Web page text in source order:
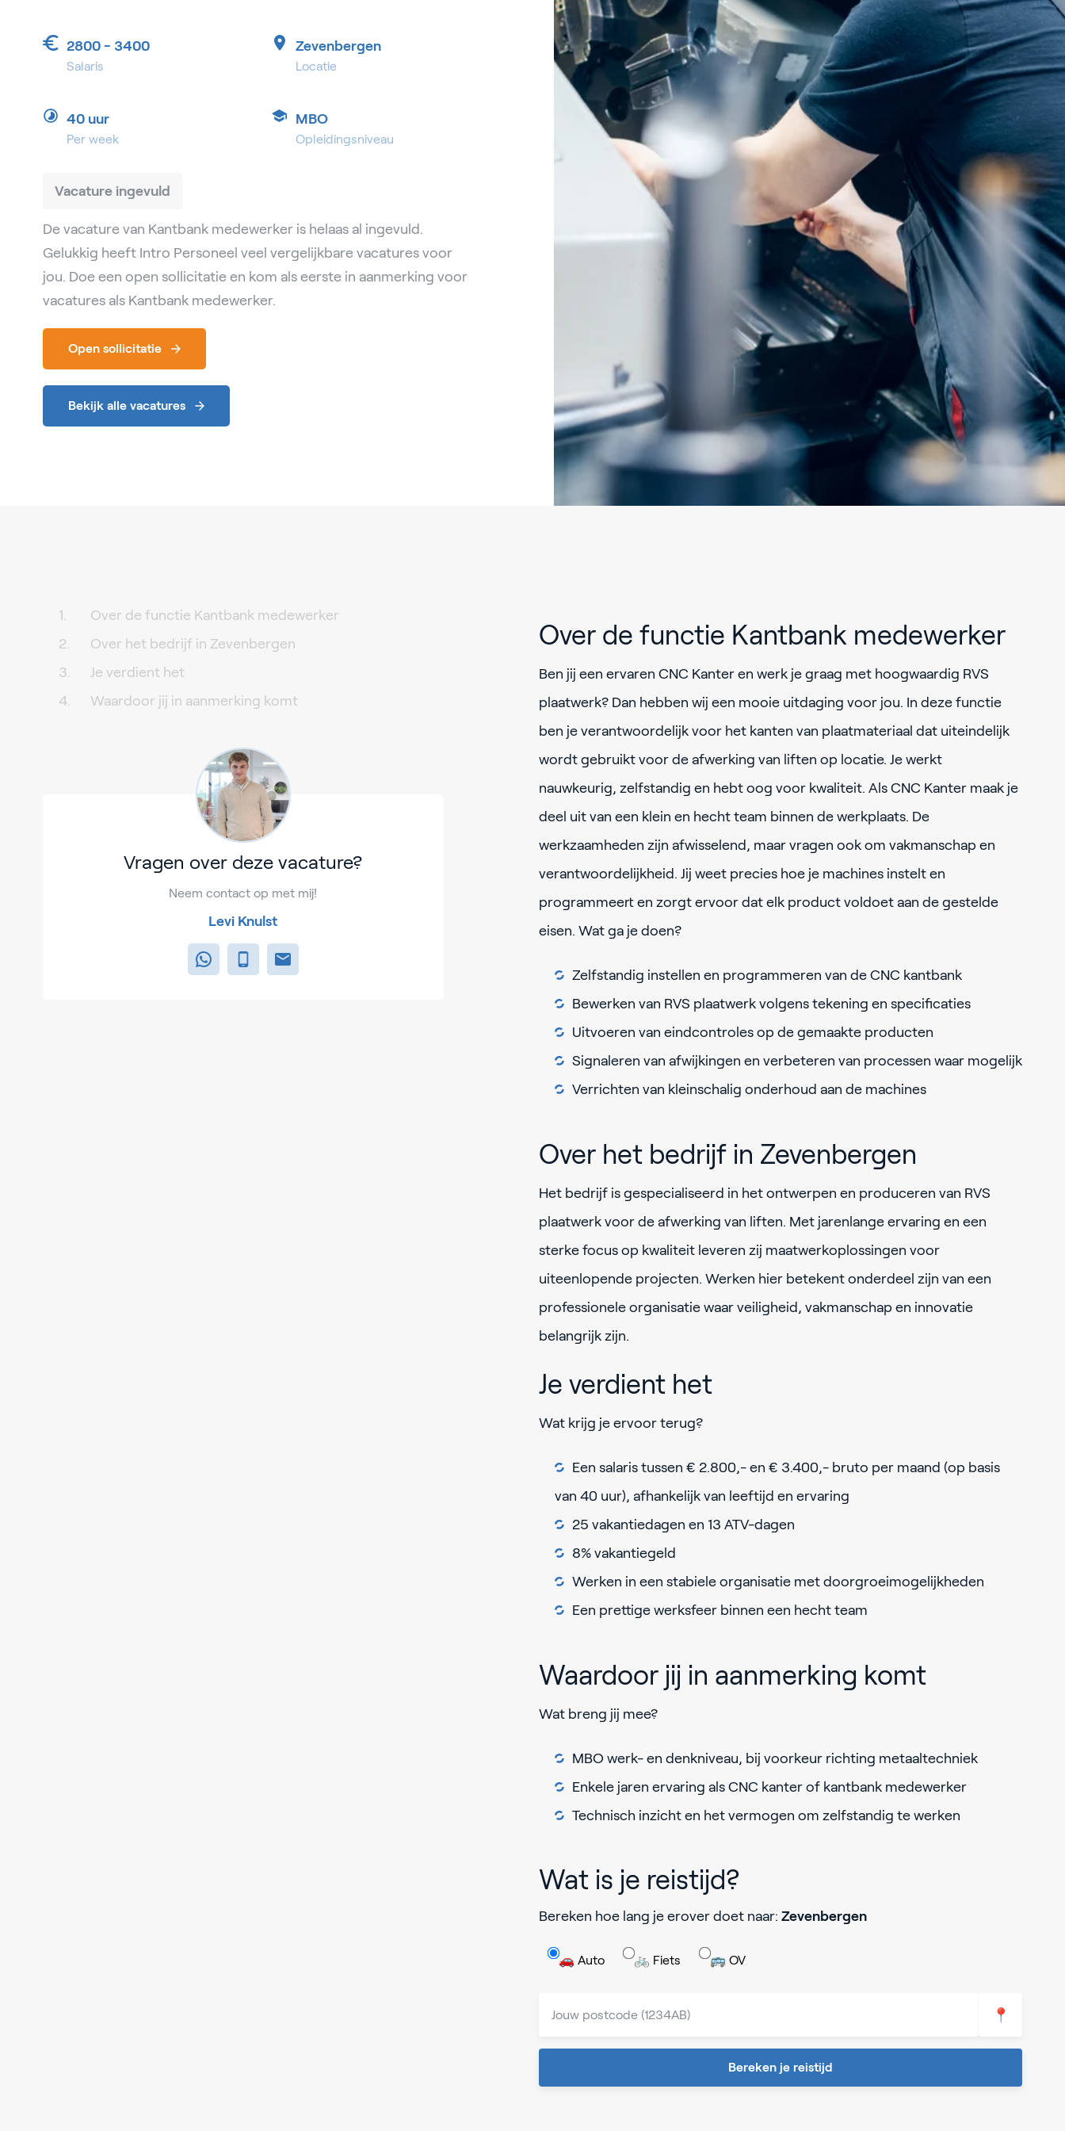
2800 - 3400
Salaris
Zevenbergen
Locatie
40 uur
Per week
MBO
Opleidingsniveau
Vacature ingevuld
De vacature van Kantbank medewerker is helaas al ingevuld.
Gelukkig heeft Intro Personeel veel vergelijkbare vacatures voor
jou. Doe een open sollicitatie en kom als eerste in aanmerking voor
vacatures als Kantbank medewerker.
Open sollicitatie
Bekijk alle vacatures
Over de functie Kantbank medewerker
Over het bedrijf in Zevenbergen
Je verdient het
Waardoor jij in aanmerking komt
Vragen over deze vacature?
Neem contact op met mij!
Levi Knulst
Over de functie Kantbank medewerker
Ben jij een ervaren CNC Kanter en werk je graag met hoogwaardig RVS
plaatwerk? Dan hebben wij een mooie uitdaging voor jou. In deze functie
ben je verantwoordelijk voor het kanten van plaatmateriaal dat uiteindelijk
wordt gebruikt voor de afwerking van liften op locatie. Je werkt
nauwkeurig, zelfstandig en hebt oog voor kwaliteit. Als CNC Kanter maak je
deel uit van een klein en hecht team binnen de werkplaats. De
werkzaamheden zijn afwisselend, maar vragen ook om vakmanschap en
verantwoordelijkheid. Jij weet precies hoe je machines instelt en
programmeert en zorgt ervoor dat elk product voldoet aan de gestelde
eisen. Wat ga je doen?
Zelfstandig instellen en programmeren van de CNC kantbank
Bewerken van RVS plaatwerk volgens tekening en specificaties
Uitvoeren van eindcontroles op de gemaakte producten
Signaleren van afwijkingen en verbeteren van processen waar mogelijk
Verrichten van kleinschalig onderhoud aan de machines
Over het bedrijf in Zevenbergen
Het bedrijf is gespecialiseerd in het ontwerpen en produceren van RVS
plaatwerk voor de afwerking van liften. Met jarenlange ervaring en een
sterke focus op kwaliteit leveren zij maatwerkoplossingen voor
uiteenlopende projecten. Werken hier betekent onderdeel zijn van een
professionele organisatie waar veiligheid, vakmanschap en innovatie
belangrijk zijn.
Je verdient het
Wat krijg je ervoor terug?
Een salaris tussen € 2.800,- en € 3.400,- bruto per maand (op basis
van 40 uur), afhankelijk van leeftijd en ervaring
25 vakantiedagen en 13 ATV-dagen
8% vakantiegeld
Werken in een stabiele organisatie met doorgroeimogelijkheden
Een prettige werksfeer binnen een hecht team
Waardoor jij in aanmerking komt
Wat breng jij mee?
MBO werk- en denkniveau, bij voorkeur richting metaaltechniek
Enkele jaren ervaring als CNC kanter of kantbank medewerker
Technisch inzicht en het vermogen om zelfstandig te werken
Wat is je reistijd?
Bereken hoe lang je erover doet naar: Zevenbergen
🚗 Auto 🚲 Fiets 🚌 OV
📍
Bereken je reistijd